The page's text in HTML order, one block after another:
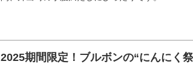
2025期間限定！ブルボンの“にんにく